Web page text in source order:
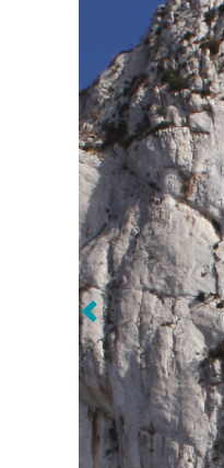
Volgende